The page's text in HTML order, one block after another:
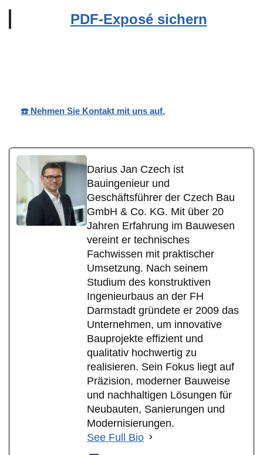
PDF-Exposé sichern
☎️ Nehmen Sie Kontakt mit uns auf.
Darius Jan Czech ist
Bauingenieur und
Geschäftsführer der Czech Bau
GmbH & Co. KG. Mit über 20
Jahren Erfahrung im Bauwesen
vereint er technisches
Fachwissen mit praktischer
Umsetzung. Nach seinem
Studium des konstruktiven
Ingenieurbaus an der FH
Darmstadt gründete er 2009 das
Unternehmen, um innovative
Bauprojekte effizient und
qualitativ hochwertig zu
realisieren. Sein Fokus liegt auf
Präzision, moderner Bauweise
und nachhaltigen Lösungen für
Neubauten, Sanierungen und
Modernisierungen.
See Full Bio